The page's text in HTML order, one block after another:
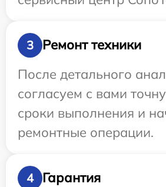
3
Ремонт техники
После детального
согласуем с вами
сроки выполнения и
ремонтные операции.
4
Гарантия